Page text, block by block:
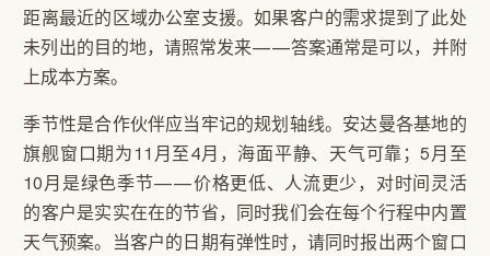
距离最近的区域办公室支援。如果客户的需求提到了此处
未列出的目的地，请照常发来——答案通常是可以，并附
上成本方案。
季节性是合作伙伴应当牢记的规划轴线。安达曼各基地的
旗舰窗口期为11月至4月，海面平静、天气可靠；5月至
10月是绿色季节——价格更低、人流更少，对时间灵活
的客户是实实在在的节省，同时我们会在每个行程中内置
天气预案。当客户的日期有弹性时，请同时报出两个窗口